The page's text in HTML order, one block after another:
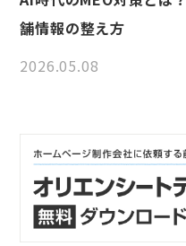
舗情報の整え方
2026.05.08